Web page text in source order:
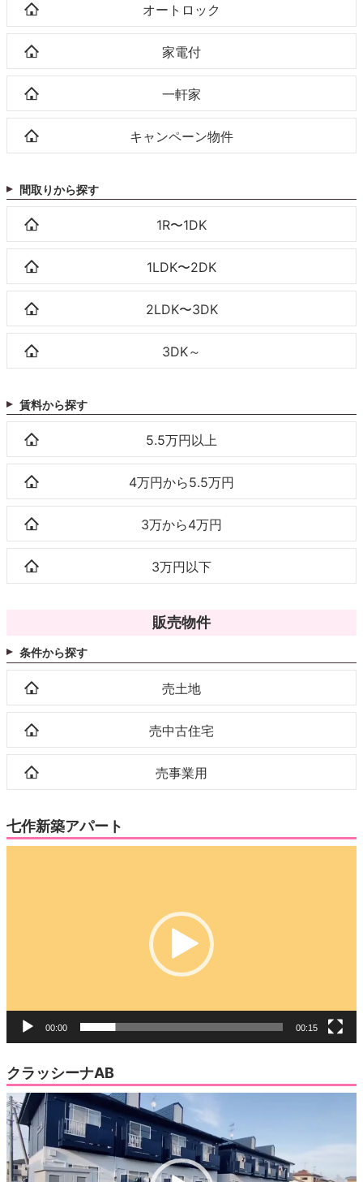
オートロック
家電付
一軒家
キャンペーン物件
間取りから探す
1R〜1DK
1LDK〜2DK
2LDK〜3DK
3DK～
賃料から探す
5.5万円以上
4万円から5.5万円
3万から4万円
3万円以下
販売物件
条件から探す
売土地
売中古住宅
売事業用
七作新築アパート
00:00 00:15
クラッシーナAB
動
画
プ
レ